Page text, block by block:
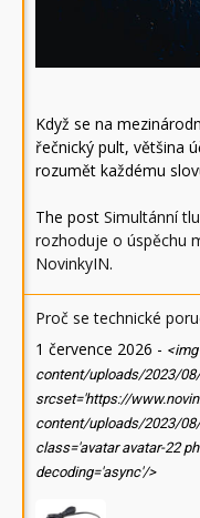
Když se na
řečnický pult, většina
rozumět každému
The post Simultánní
rozhoduje o úspěchu
NovinkyIN.
Proč se technické
1 července 2026 -
content/uploads/2023/
srcset='https://
content/uploads/2023/
class='avatar avatar-22
decoding='async'/>